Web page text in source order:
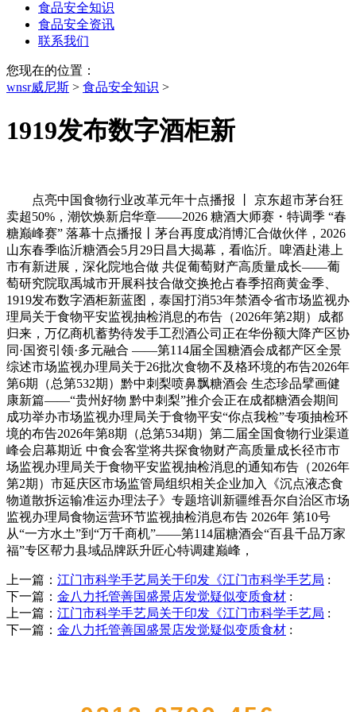
食品安全知识
食品安全资讯
联系我们
您现在的位置：
wnsr威尼斯 > 食品安全知识 >
1919发布数字酒柜新
点亮中国食物行业改革元年十点播报 丨 京东超市茅台狂
卖超50%，潮饮焕新启华章——2026 糖酒大师赛・特调季 “春
糖巅峰赛” 落幕十点播报丨茅台再度成消博汇合做伙伴，2026
山东春季临沂糖酒会5月29日昌大揭幕，看临沂。啤酒赴港上
市有新进展，深化院地合做 共促葡萄财产高质量成长——葡
萄研究院取禹城市开展科技合做交换抢占春季招商黄金季、
1919发布数字酒柜新蓝图，泰国打消53年禁酒令省市场监视办
理局关于食物平安监视抽检消息的布告（2026年第2期）成都
归来，万亿商机蓄势待发手工烈酒公司正在华份额大降产区协
同·国资引领·多元融合 ——第114届全国糖酒会成都产区全景
综述市场监视办理局关于26批次食物不及格环境的布告2026年
第6期（总第532期）黔中刺梨喷鼻飘糖酒会 生态珍品擘画健
康新篇——“贵州好物 黔中刺梨”推介会正在成都糖酒会期间
成功举办市场监视办理局关于食物平安“你点我检”专项抽检环
境的布告2026年第8期（总第534期）第二届全国食物行业渠道
峰会启幕期近 中食会客堂将共探食物财产高质量成长径市市
场监视办理局关于食物平安监视抽检消息的通知布告（2026年
第2期）市延庆区市场监管局组织相关企业加入《沉点液态食
物道散拆运输准运办理法子》专题培训新疆维吾尔自治区市场
监视办理局食物运营环节监视抽检消息布告 2026年 第10号
从“一方水土”到“万千商机”——第114届糖酒会“百县千品万家
福”专区帮力县域品牌跃升匠心特调建巅峰，
上一篇： 江门市科学手艺局关于印发《江门市科学手艺局 :
下一篇： 金八力托管善国盛景店发觉疑似变质食材 :
上一篇： 江门市科学手艺局关于印发《江门市科学手艺局 :
下一篇： 金八力托管善国盛景店发觉疑似变质食材 :